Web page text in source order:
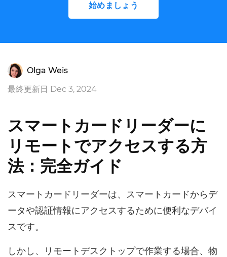
始めましょう
Olga Weis
最終更新日 Dec 3, 2024
スマートカードリーダーに
リモートでアクセスする方
法：完全ガイド
スマートカードリーダーは、スマートカードからデ
ータや認証情報にアクセスするために便利なデバイ
スです。
しかし、リモートデスクトップで作業する場合、物